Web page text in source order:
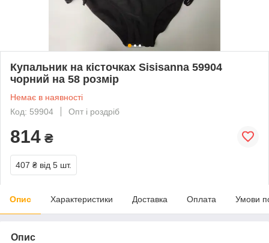
Купальник на кісточках Sisisanna 59904
чорний на 58 розмір
Немає в наявності
Код: 59904
Опт і роздріб
814 ₴
407 ₴ від 5 шт.
Опис Характеристики Доставка Оплата Умови
Опис